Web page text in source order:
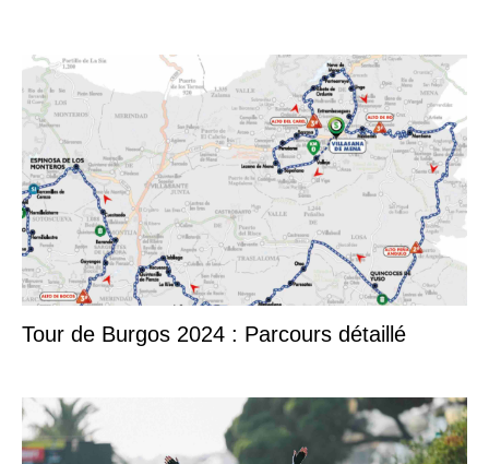
Tour de Burgos 2024 : Parcours détaillé